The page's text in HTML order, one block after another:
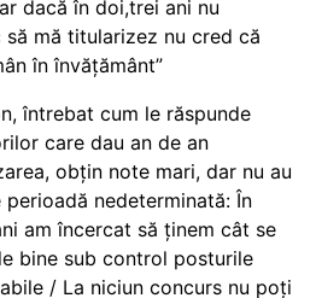
dacă în doi,trei ani nu
să mă titularizez nu cred că
în învățământ”
întrebat cum le răspunde
care dau an de an
obțin note mari, dar nu au
perioadă nedeterminată: În
am încercat să ținem cât se
bine sub control posturile
/ La niciun concurs nu poți